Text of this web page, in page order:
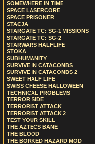
SOMEWHERE IN TIME
SPACE LASERCORE
SPACE PRISONER
STACJA
STARGATE TC: SG-1 MISSIONS
STARGATE TC: SG-2
STARWARS HALFLIFE
STOKA
SUBHUMANITY
SURVIVE IN CATACOMBS
SURVIVE IN CATACOMBS 2
SWEET HALF LIFE
SWISS CHEESE HALLOWEEN
TECHNICAL PROBLEMS
TERROR SIDE
TERRORIST ATTACK
TERRORIST ATTACK 2
TEST YOUR SKILL
THE AZTECS BANE
THE BLOOD
THE BORKED HAZARD MOD